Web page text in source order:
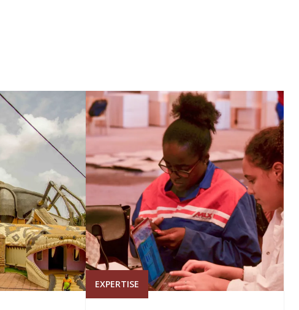
EXPERTISE